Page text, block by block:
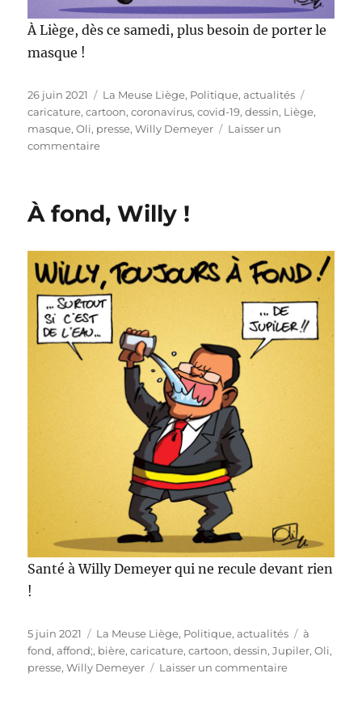
À Liège, dès ce samedi, plus besoin de porter le
masque !
Publié
le
26 juin 2021 Catégories
La Meuse Liège, Politique, actualités
caricature,cartoon,coronavirus,covid-19,dessin, Liège,
masque,Oli, presse,Willy Demeyer
Laisser un
commentairesur
à
Liège
À fond, Willy !
Santé à Willy Demeyer qui ne recule devant rien
!
Publié
le
5 juin 2021 Catégories
La Meuse Liège, Politique, actualités Étiquettes
à
fond,affond;, bière,caricature,cartoon,dessin,Jupiler,Oli,
presse,Willy Demeyer Laisser un commentairesur